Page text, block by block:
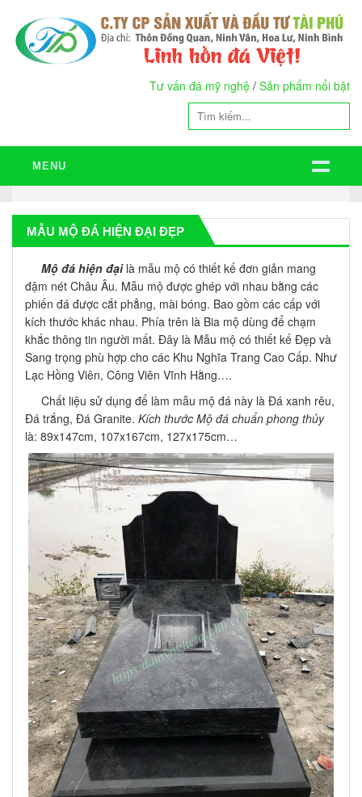
Tư vấn đá mỹ nghệ / Sản phẩm nổi bật
MENU
MẪU MỘ ĐÁ HIỆN ĐẠI ĐẸP
Mộ đá hiện đạilà mẫu mộ có thiết kế đơn giản mang
đậm nét Châu Âu. Mẫu mộ được ghép với nhau bằng các
phiến đá được cắt phẳng, mài bóng. Bao gồm các cấp với
kích thước khác nhau. Phía trên là Bia mộ dùng để chạm
khắc thông tin người mất. Đây là Mẫu mộ có thiết kế Đẹp và
Sang trọng phù hợp cho các Khu Nghĩa Trang Cao Cấp. Như
Lạc Hồng Viên, Công Viên Vĩnh Hằng….
Chất liệu sử dụng để làm mẫu mộ đá này là Đá xanh rêu,
Đá trắng, Đá Granite. Kích thước Mộ đá chuẩn phong thủy
là: 89x147cm, 107x167cm, 127x175cm…